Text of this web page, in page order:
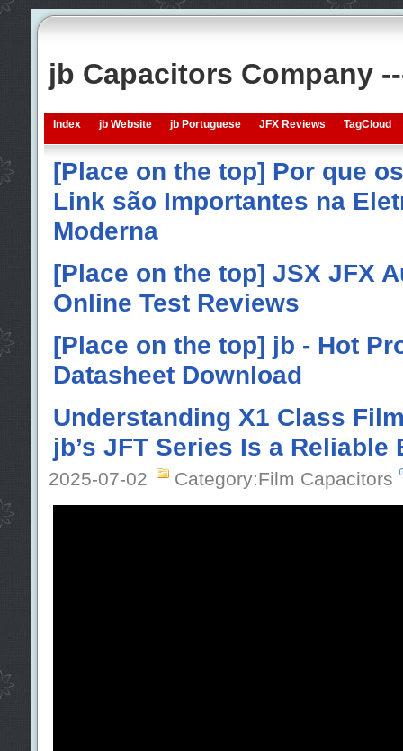
jb Capacitors Company
Index jb Website jb Portuguese JFX Reviews TagCloud
[Place on the top] Por que
Link são Importantes na
Moderna
[Place on the top] JSX JFX
Online Test Reviews
[Place on the top] jb - Hot
Datasheet Download
Understanding X1 Class
jb’s JFT Series Is a Reliable
2025-07-02 Category:Film Capacitors